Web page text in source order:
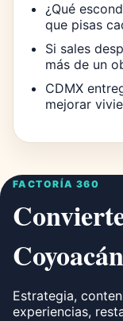
¿Qué
que pisas
Si sales
más de un
CDMX
mejorar
FACTORÍA 360
Estrategia,
experiencias,